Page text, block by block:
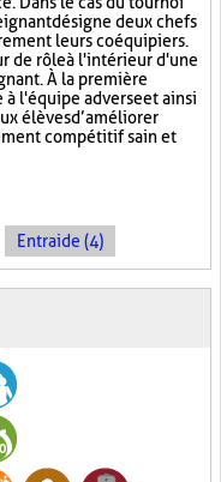
désigne deux chefs
leurs coéquipiers.
de rôle à l'intérieur d'une
À la première
l'équipe adverse et ainsi
élèves d’améliorer
compétitif sain et
Entraide (4)